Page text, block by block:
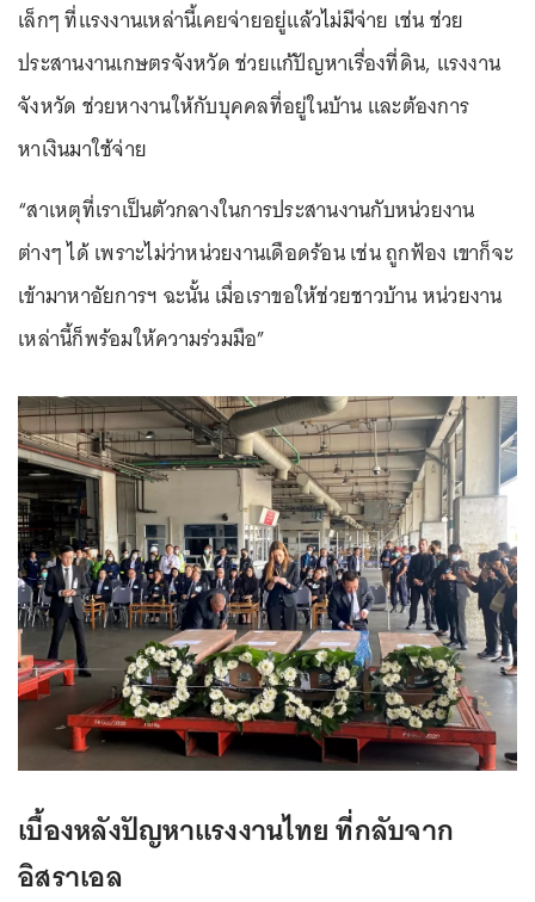
เล็กๆ ที่แรงงานเหล่านี้เคยจ่ายอยู่แล้วไม่มีจ่าย เช่น ช่วย
ประสานงานเกษตรจังหวัด ช่วยแก้ปัญหาเรื่องที่ดิน, แรงงาน
จังหวัด ช่วยหางานให้กับบุคคลที่อยู่ในบ้าน และต้องการ
หาเงินมาใช้จ่าย
“สาเหตุที่เราเป็นตัวกลางในการประสานงานกับหน่วยงาน
ต่างๆ ได้ เพราะไม่ว่าหน่วยงานเดือดร้อน เช่น ถูกฟ้อง เขาก็จะ
เข้ามาหาอัยการฯ ฉะนั้น เมื่อเราขอให้ช่วยชาวบ้าน หน่วยงาน
เหล่านี้ก็พร้อมให้ความร่วมมือ”
เบื้องหลังปัญหาแรงงานไทย ที่กลับจาก
อิสราเอล